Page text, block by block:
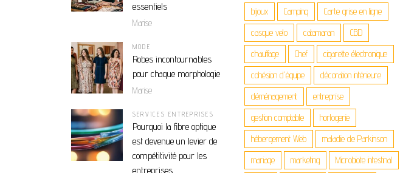
essentiels
Marise
MODE
Robes incontournables
pour chaque morphologie
Marise
SERVICES ENTREPRISES
Pourquoi la fibre optique
est devenue un levier de
compétitivité pour les
entreprises
bijoux Camping Carte grise en ligne
casque velo catamaran CBD
chauffage Chef cigarette électronique
cohésion d'équipe décoration intérieure
déménagement entreprise
gestion comptable horlogerie
hébergement Web maladie de Parkinson
mariage marketing Microbiote intestinal